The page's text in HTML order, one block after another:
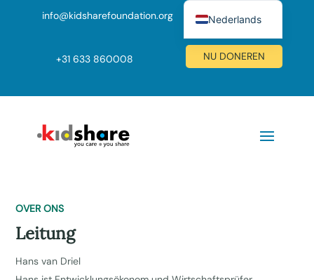
info@kidsharefoundation.org
+31 633 860008 NU DONEREN
Leitung
OVER ONS
Hans van Driel
Nederlands
English (UK)
Deutsch